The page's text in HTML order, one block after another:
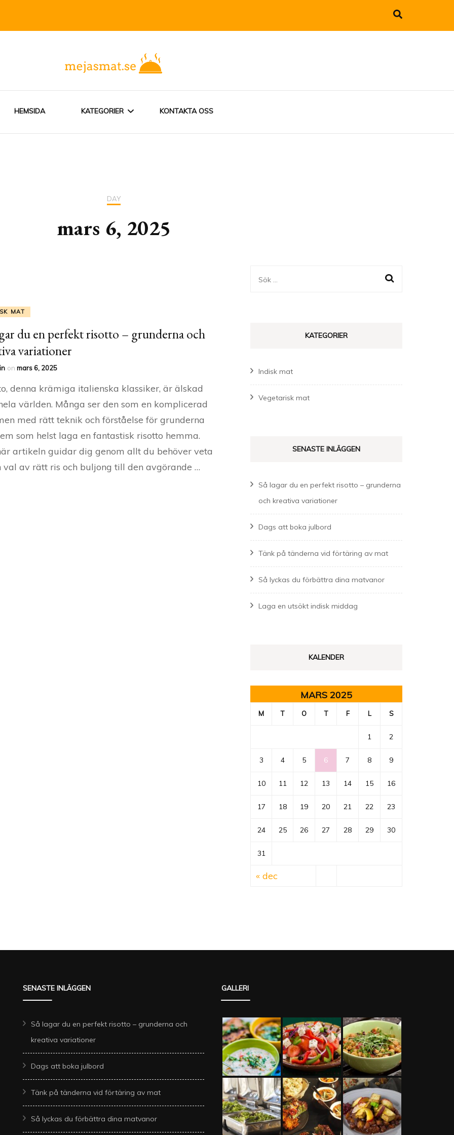
från hela världen
HEMSIDA KATEGORIER KONTAKTA OSS
DAY
mars 6, 2025
MAT
du en perfekt risotto – grunderna och
variationer
on mars 6, 2025
denna krämiga italienska klassiker, är älskad
världen. Många ser den som en komplicerad
med rätt teknik och förståelse för grunderna
som helst laga en fantastisk risotto hemma.
artikeln guidar dig genom allt du behöver veta
val av rätt ris och buljong till den avgörande …
Sök
KATEGORIER
Indisk mat
Vegetarisk mat
SENASTE INLÄGGEN
Så lagar du en perfekt risotto – grunderna
och kreativa variationer
Dags att boka julbord
Tänk på tänderna vid förtäring av mat
Så lyckas du förbättra dina matvanor
Laga en utsökt indisk middag
KALENDER
MARS 2025
M T O T F L S
1 2
3 4 5 6 7 8 9
10 11 12 13 14 15 16
17 18 19 20 21 22 23
24 25 26 27 28 29 30
31
« dec
SENASTE INLÄGGEN
Så lagar du en perfekt risotto – grunderna och
kreativa variationer
Dags att boka julbord
Tänk på tänderna vid förtäring av mat
Så lyckas du förbättra dina matvanor
GALLERI